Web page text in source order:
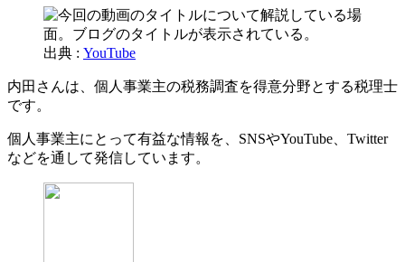
出典 : YouTube
内田さんは、個人事業主の税務調査を得意分野とする税理士
です。
個人事業主にとって有益な情報を、SNSやYouTube、Twitter
などを通して発信しています。